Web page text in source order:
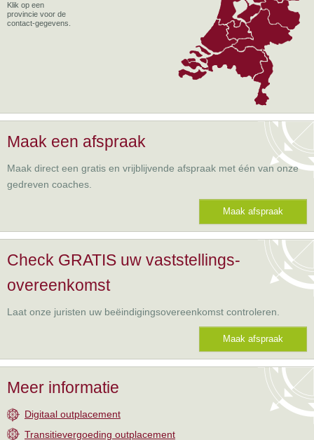
Klik op een
provincie voor de
contact-gegevens.
Maak een afspraak
Maak direct een gratis en vrijblijvende afspraak met één van onze
gedreven coaches.
Maak afspraak
Check GRATIS uw vaststellings-
overeenkomst
Laat onze juristen uw beëindigingsovereenkomst controleren.
Maak afspraak
Meer informatie
Digitaal outplacement
Transitievergoeding outplacement